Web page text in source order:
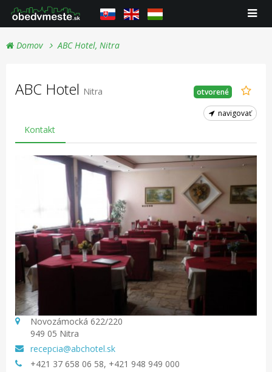
Domov ABC Hotel, Nitra
ABC Hotel Nitra otvorené
navigovať
Kontakt
Novozámocká 622/220
949 05 Nitra
recepcia@abchotel.sk
+421 37 658 06 58, +421 948 949 000